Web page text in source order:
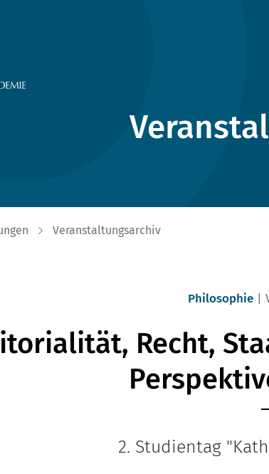
Veranstaltungsarchiv
Philosophie
Recht,
2. Studientag